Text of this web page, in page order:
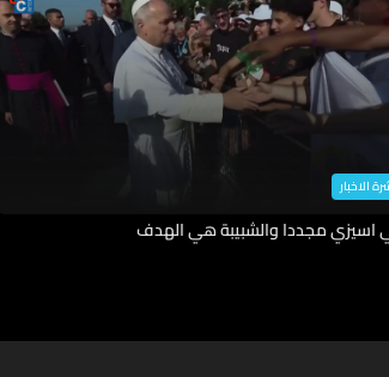
الاخبار
في اسيزي مجددا والشبيبة هي الهدف